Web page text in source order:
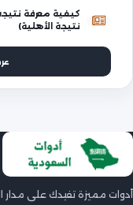
كيفية معرفة
نتيجة الأهلية)
أدوات مميزة تفيدك على مدار